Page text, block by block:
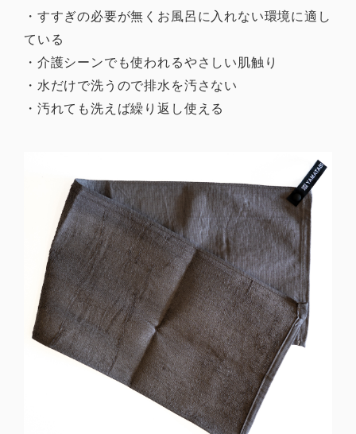
・すすぎの必要が無くお風呂に入れない環境に適し
ている
・介護シーンでも使われるやさしい肌触り
・水だけで洗うので排水を汚さない
・汚れても洗えば繰り返し使える